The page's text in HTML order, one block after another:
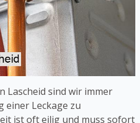
Lascheid sind wir immer
einer Leckage zu
ist oft eilig und muss sofort